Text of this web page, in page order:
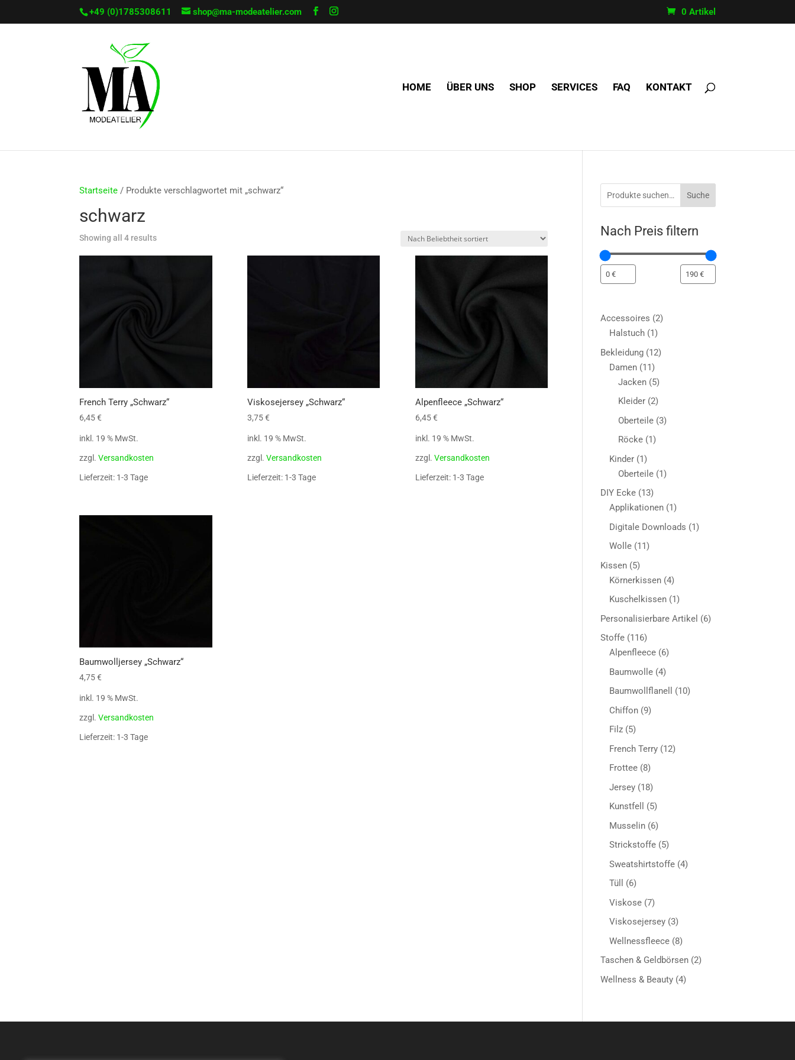
+49 (0)1785308611 shop@ma-modeatelier.com 0 Artikel
HOME ÜBER UNS SHOP SERVICES FAQ KONTAKT
Startseite / Produkte verschlagwortet mit „schwarz“
schwarz
Showing all 4 resultsSorted
French Terry „Schwarz“
6,45€
inkl. 19 % MwSt.
zzgl.Versandkosten
Lieferzeit: 1-3 Tage
Viskosejersey „Schwarz“
3,75€
inkl. 19 % MwSt.
zzgl. Versandkosten
Lieferzeit: 1-3 Tage
Alpenfleece „Schwarz“
6,45€
inkl. 19 % MwSt.
zzgl. Versandkosten
Lieferzeit: 1-3 Tage
Baumwolljersey „Schwarz“
4,75€
inkl. 19 % MwSt.
zzgl.Versandkosten
Lieferzeit: 1-3 Tage
Suche
Nach Preis filtern
Accessoires 22
Halstuch 11
Produkt
Bekleidung 1212
Damen 1111
Produkte
Jacken 55
Produkte
Kleider 22
Produkte
Oberteile 33
Röcke 11
Kinder 11
Produkt
Oberteile 11
DIY Ecke 1313
Produkte
Applikationen 11
Produkt
Digitale Downloads 11
Wolle 1111
Kissen 55
Produkte
Körnerkissen 44
Produkte
Kuschelkissen 11
Produkt
Personalisierbare Artikel 66
Stoffe 116116
Produkte
Alpenfleece 66
Baumwolle 44
Produkte
Baumwollflanell 1010
Chiffon 99
Filz 55
Produkte
French Terry 1212
Frottee 88
Produkte
Jersey 1818
Produkte
Kunstfell 55
Produkte
Musselin 66
Produkte
Strickstoffe 55
Produkte
Sweatshirtstoffe 44
Tüll 66
Produkte
Viskose 77
Produkte
Viskosejersey 33
Produkte
Wellnessfleece 88
Produkte
Taschen & Geldbörsen 22
Wellness & Beauty 44